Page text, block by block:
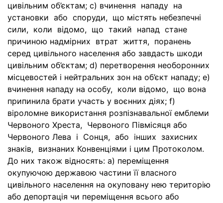
цивільним об’єктам; c) вчинення нападу на
установки або споруди, що містять небезпечні
сили, коли відомо, що такий напад стане
причиною надмірних втрат життя, поранень
серед цивільного населення або завдасть шкоди
цивільним об’єктам; d) перетворення необоронних
місцевостей і нейтральних зон на об’єкт нападу; e)
вчинення нападу на особу, коли відомо, що вона
припинила брати участь у воєнних діях; f)
віроломне використання розпізнавальної емблеми
Червоного Хреста, Червоного Півмісяця або
Червоного Лева і Сонця, або інших захисних
знаків, визнаних Конвенціями і цим Протоколом.
До них також відносять: a) переміщення
окупуючою державою частини її власного
цивільного населення на окуповану нею територію
або депортація чи переміщення всього або